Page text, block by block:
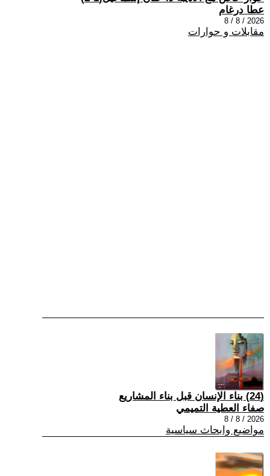
عطا درغام
2026 / 8 / 8
مقابلات و حوارات
(24) بناء الإنسان قبل بناء المشاريع
صفاء العطية التميمي
2026 / 8 / 8
مواضيع وابحاث سياسية